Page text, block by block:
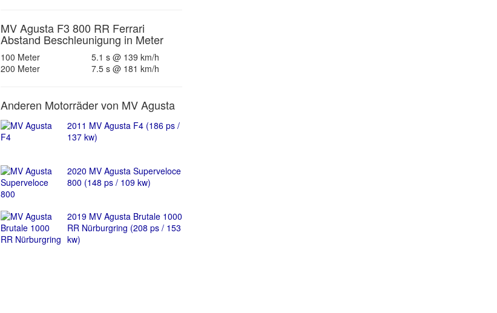
MV Agusta F3 800 RR Ferrari
Abstand Beschleunigung in Meter
100 Meter
5.1 s @ 139 km/h
200 Meter
7.5 s @ 181 km/h
Anderen Motorräder von MV Agusta
2011 MV Agusta F4 (186 ps /
137 kw)
2020 MV Agusta Superveloce
800 (148 ps / 109 kw)
2019 MV Agusta Brutale 1000
RR Nürburgring (208 ps / 153
kw)